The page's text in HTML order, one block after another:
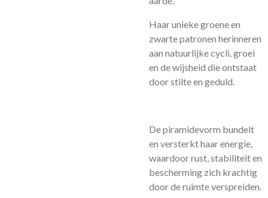
Haar unieke groene en
zwarte patronen herinneren
aan natuurlijke cycli, groei
en de wijsheid die ontstaat
door stilte en geduld.
De piramidevorm bundelt
en versterkt haar energie,
waardoor rust, stabiliteit en
bescherming zich krachtig
door de ruimte verspreiden.